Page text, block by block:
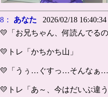
8： あなた 2026/02/18 16:40:34
💛「お兄ちゃん、何読んでるの
💛トレ「かちかち山」
💛「うぅ…ぐすっ…そんなぁ
💛トレ「あ～、今はだいぶ違う